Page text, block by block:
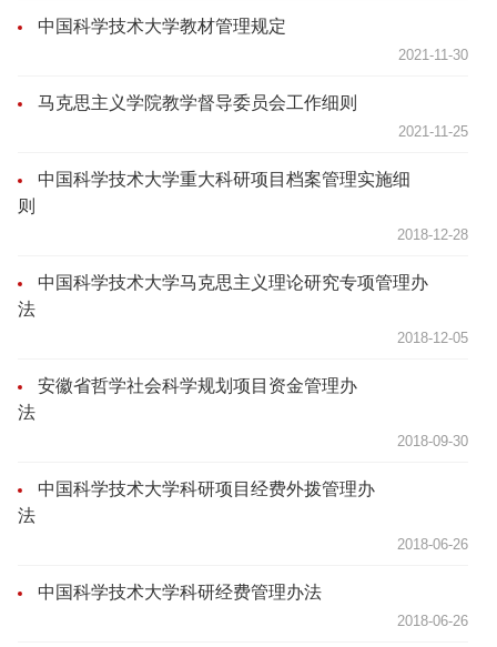
中国科学技术大学教材管理规定
2021-11-30
马克思主义学院教学督导委员会工作细则
2021-11-25
中国科学技术大学重大科研项目档案管理实施细
则
2018-12-28
中国科学技术大学马克思主义理论研究专项管理办
法
2018-12-05
安徽省哲学社会科学规划项目资金管理办
法
2018-09-30
中国科学技术大学科研项目经费外拨管理办
法
2018-06-26
中国科学技术大学科研经费管理办法
2018-06-26